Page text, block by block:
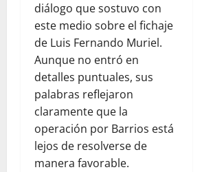
diálogo que sostuvo con
este medio sobre el fichaje
de Luis Fernando Muriel.
Aunque no entró en
detalles puntuales, sus
palabras reflejaron
claramente que la
operación por Barrios está
lejos de resolverse de
manera favorable.